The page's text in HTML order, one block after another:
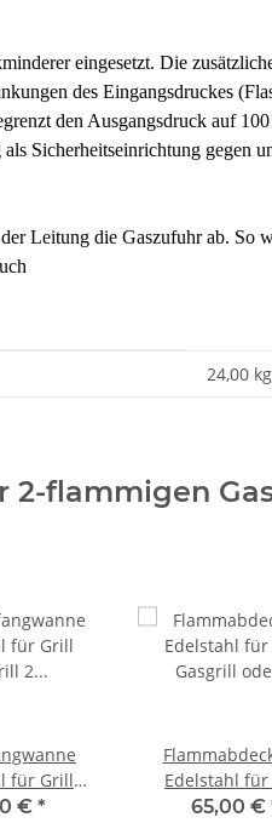
eingesetzt. Die
des Eingangsdruckes
den Ausgangsdruck auf
Sicherheitseinrichtung
Leitung die Gaszufuhr ab. So
24,00 kg
2-flammigen
für Grill
flammig
€ *
Edelstahl
Gasgrill
65,00 €